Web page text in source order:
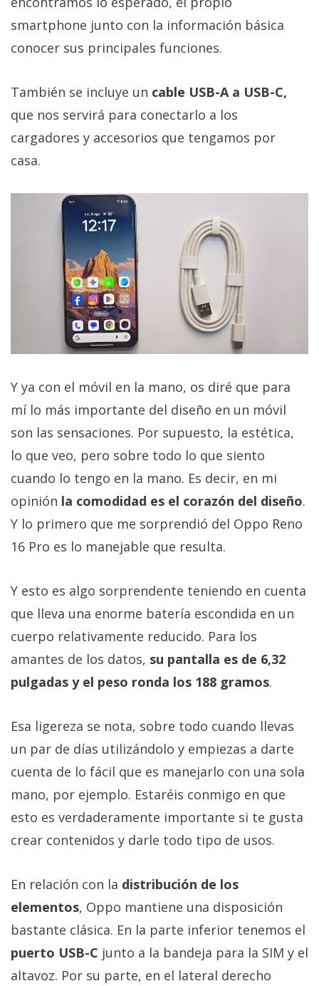
smartphone junto con la información básica
conocer sus principales funciones.
También se incluye un cable USB-A a USB-C,
que nos servirá para conectarlo a los
cargadores y accesorios que tengamos por
casa.
Y ya con el móvil en la mano, os diré que para
mí lo más importante del diseño en un móvil
son las sensaciones. Por supuesto, la estética,
lo que veo, pero sobre todo lo que siento
cuando lo tengo en la mano. Es decir, en mi
opinión la comodidad es el corazón del diseño.
Y lo primero que me sorprendió del Oppo Reno
16 Pro es lo manejable que resulta.
Y esto es algo sorprendente teniendo en cuenta
que lleva una enorme batería escondida en un
cuerpo relativamente reducido. Para los
amantes de los datos, su pantalla es de 6,32
pulgadas y el peso ronda los 188 gramos.
Esa ligereza se nota, sobre todo cuando llevas
un par de días utilizándolo y empiezas a darte
cuenta de lo fácil que es manejarlo con una sola
mano, por ejemplo. Estaréis conmigo en que
esto es verdaderamente importante si te gusta
crear contenidos y darle todo tipo de usos.
En relación con la distribución de los
elementos, Oppo mantiene una disposición
bastante clásica. En la parte inferior tenemos el
puerto USB-C junto a la bandeja para la SIM y el
altavoz. Por su parte, en el lateral derecho